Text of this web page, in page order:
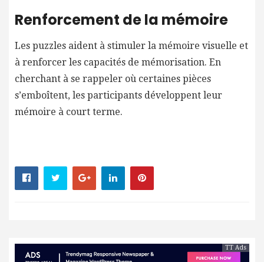
Renforcement de la mémoire
Les puzzles aident à stimuler la mémoire visuelle et
à renforcer les capacités de mémorisation. En
cherchant à se rappeler où certaines pièces
s’emboîtent, les participants développent leur
mémoire à court terme.
TT Ads